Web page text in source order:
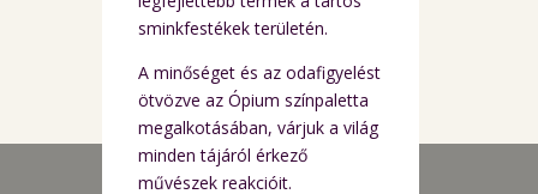
sminkfestékek területén.
A minőséget és az odafigyelést
ötvözve az Ópium színpaletta
megalkotásában, várjuk a világ
minden tájáról érkező
művészek reakcióit.